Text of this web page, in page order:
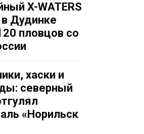
X-WATERS
Дудинке
пловцов со
хаски и
северный
«Норильск